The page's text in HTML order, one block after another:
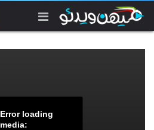
Error loading
media: